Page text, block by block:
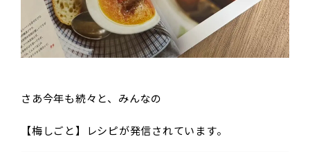
さあ今年も続々と、みんなの
【梅しごと】レシピが発信されています。